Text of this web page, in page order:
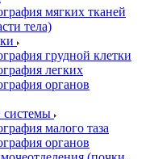
мягких тканей
тела)
грудной клетки
легких
органов
системы
малого таза
органов